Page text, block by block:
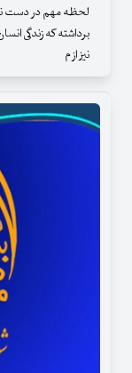
لحظه مهم در دست
برداشته‌ که زندگی
نیز از م